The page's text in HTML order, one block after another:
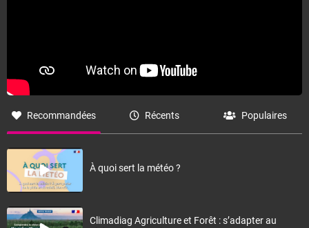
Recommandées Récents Populaires
À quoi sert la météo ?
Climadiag Agriculture et Forêt : s’adapter au